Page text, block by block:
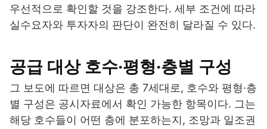
우선적으로 확인할 것을 강조한다. 세부 조건에 따라
실수요자와 투자자의 판단이 완전히 달라질 수 있다.
공급 대상 호수·평형·층별 구성
그 보도에 따르면 대상은 총 7세대로, 호수와 평형·층
별 구성은 공시자료에서 확인 가능한 항목이다. 그는
해당 호수들이 어떤 층에 분포하는지, 조망과 일조권